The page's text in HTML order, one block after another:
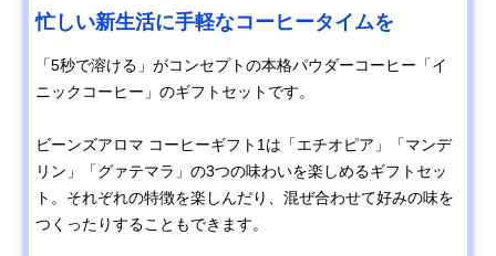
忙しい新生活に手軽なコーヒータイムを
「5秒で溶ける」がコンセプトの本格パウダーコーヒー「イ
ニックコーヒー」のギフトセットです。
ビーンズアロマ コーヒーギフト1は「エチオピア」「マンデ
リン」「グァテマラ」の3つの味わいを楽しめるギフトセッ
ト。それぞれの特徴を楽しんだり、混ぜ合わせて好みの味を
つくったりすることもできます。